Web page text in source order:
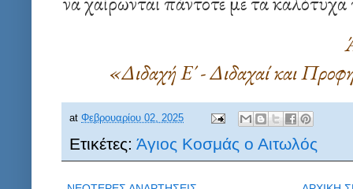
«Διδαχή Ε΄ - Διδαχαί και
at Φεβρουαρίου 02, 2025
Ετικέτες: Άγιος Κοσμάς ο Αιτωλός